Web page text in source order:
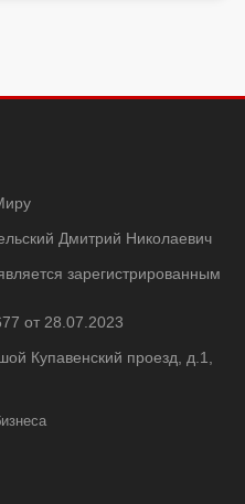
Дмитрий Николаевич
зарегистрированным
от 28.07.2023
Купавенский проезд, д.1,